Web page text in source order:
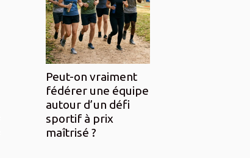
Peut-on vraiment
fédérer une équipe
autour d’un défi
sportif à prix
maîtrisé ?